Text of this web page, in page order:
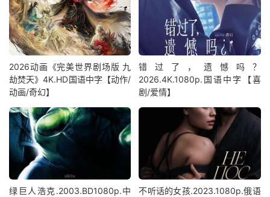
2026动画《完美世界剧场版 九
劫焚天》4K.HD国语中字【动作/
动画/奇幻】
错过了，遗憾吗？
2026.4K.1080p.国语中字【喜
剧/爱情】
绿巨人浩克.2003.BD1080p.中
不听话的女孩.2023.1080p.俄语